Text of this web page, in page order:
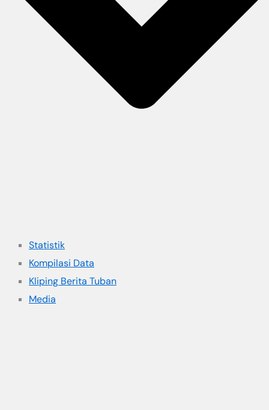
Statistik
Kompilasi Data
Kliping Berita Tuban
Media